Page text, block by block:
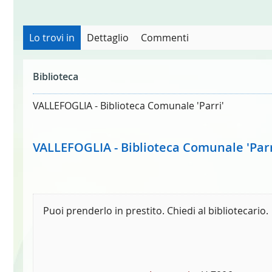
Lo trovi in Dettaglio Commenti
Biblioteca
VALLEFOGLIA - Biblioteca Comunale 'Parri'
VALLEFOGLIA - Biblioteca Comunale
Puoi prenderlo in prestito. Chiedi al bibliotecario.